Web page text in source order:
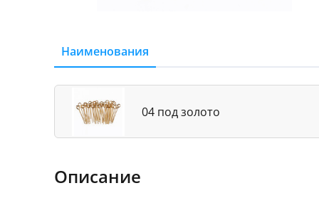
Наименования
04 под золото
Описание